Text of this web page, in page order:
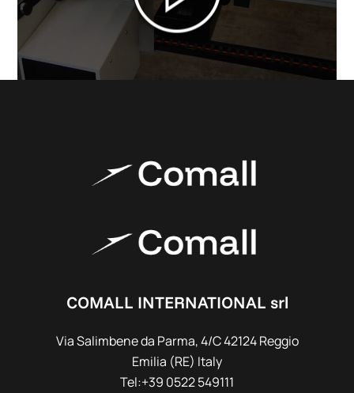
COMALL INTERNATIONAL srl
Via Salimbene da Parma, 4/C 42124 Reggio
Emilia (RE) Italy
Tel:+39 0522 549111